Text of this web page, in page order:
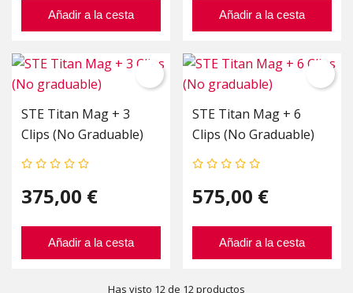
Añadir a la cesta Añadir a la cesta
STE Titan Mag + 3
Clips (No Graduable)
375,00 €
Añadir a la cesta
STE Titan Mag + 6
Clips (No Graduable)
575,00 €
Añadir a la cesta
Has visto 12 de 12 productos